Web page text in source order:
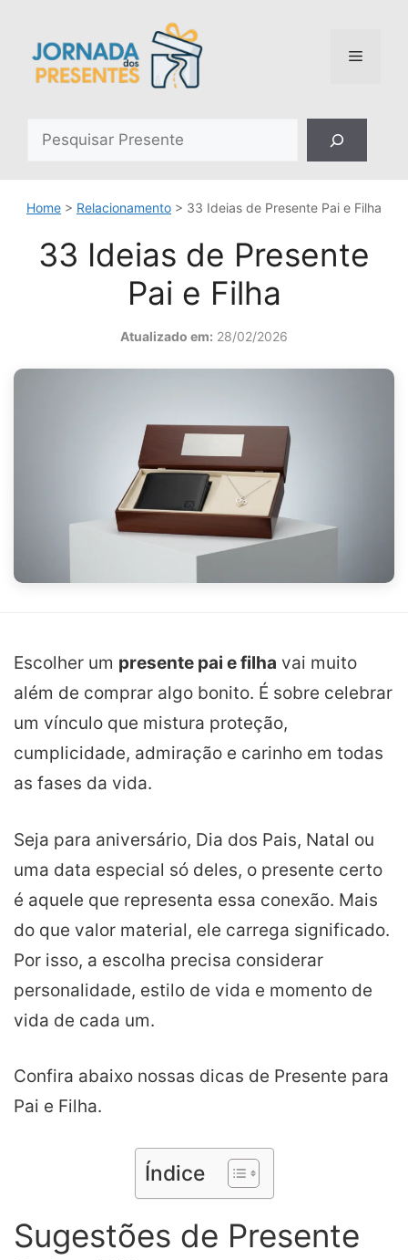
conteúdo
Menu
Home > Relacionamento > 33 Ideias de Presente Pai e Filha
33 Ideias de Presente
Pai e Filha
Atualizado em: 28/02/2026
Escolher um presente pai e filha vai muito
além de comprar algo bonito. É sobre celebrar
um vínculo que mistura proteção,
cumplicidade, admiração e carinho em todas
as fases da vida.
Seja para aniversário, Dia dos Pais, Natal ou
uma data especial só deles, o presente certo
é aquele que representa essa conexão. Mais
do que valor material, ele carrega significado.
Por isso, a escolha precisa considerar
personalidade, estilo de vida e momento de
vida de cada um.
Confira abaixo nossas dicas de Presente para
Pai e Filha.
Índice
Sugestões de Presente